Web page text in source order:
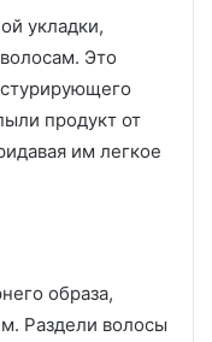
укладки,
Это
продукт от
им легкое
образа,
Раздели волосы